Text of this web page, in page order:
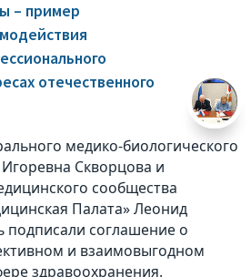
– пример
отечественного
медико-биологического
Скворцова и
сообщества
Палата» Леонид
соглашение о
и взаимовыгодном
здравоохранения.